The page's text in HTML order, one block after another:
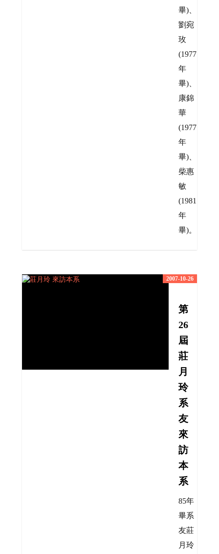
畢)、
劉宛
玫
(1977
年
畢)、
康錦
華
(1977
年
畢)、
柴惠
敏
(1981
年
畢)。
2007-10-26
第
26
屆
莊
月
玲
系
友
來
訪
本
系
85年
畢系
友莊
月玲